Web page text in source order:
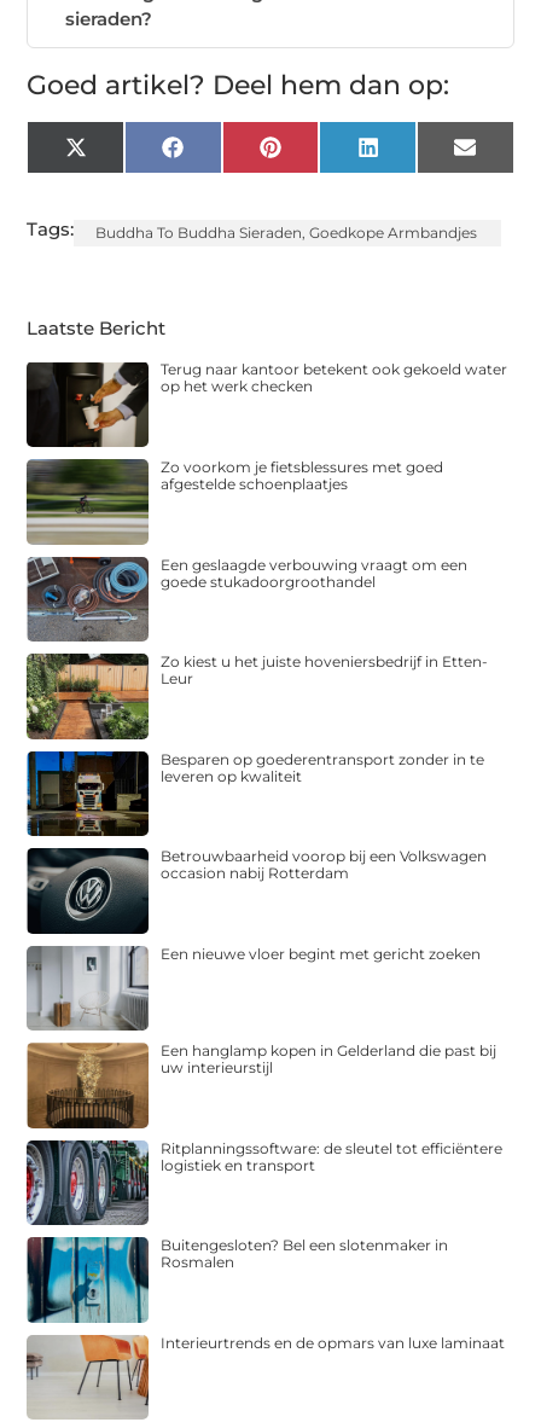
sieraden?
Goed artikel? Deel hem dan op:
X
(Twitter)
FacebookPinterest LinkedIn Email
Tags: Buddha To Buddha Sieraden,Goedkope Armbandjes
Laatste Bericht
Terug naar kantoor betekent ook gekoeld water
op het werk checken
Zo voorkom je fietsblessures met goed
afgestelde schoenplaatjes
Een geslaagde verbouwing vraagt om een
goede stukadoorgroothandel
Zo kiest u het juiste hoveniersbedrijf in Etten-
Leur
Besparen op goederentransport zonder in te
leveren op kwaliteit
Betrouwbaarheid voorop bij een Volkswagen
occasion nabij Rotterdam
Een nieuwe vloer begint met gericht zoeken
Een hanglamp kopen in Gelderland die past bij
uw interieurstijl
Ritplanningssoftware: de sleutel tot efficiëntere
logistiek en transport
Buitengesloten? Bel een slotenmaker in
Rosmalen
Interieurtrends en de opmars van luxe laminaat